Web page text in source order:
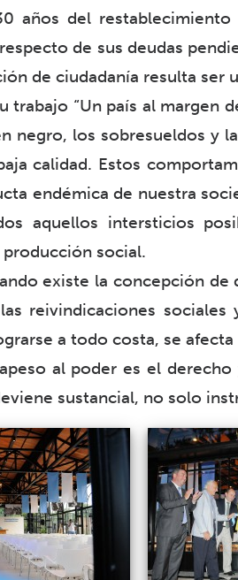
años del
de sus deudas
de ciudadanía resulta ser
trabajo “Un país al margen
negro, los sobresueldos y
calidad. Estos
endémica de nuestra
aquellos intersticios
social.
existe la concepción
reivindicaciones
a todo costa, se
al poder es el
sustancial, no solo